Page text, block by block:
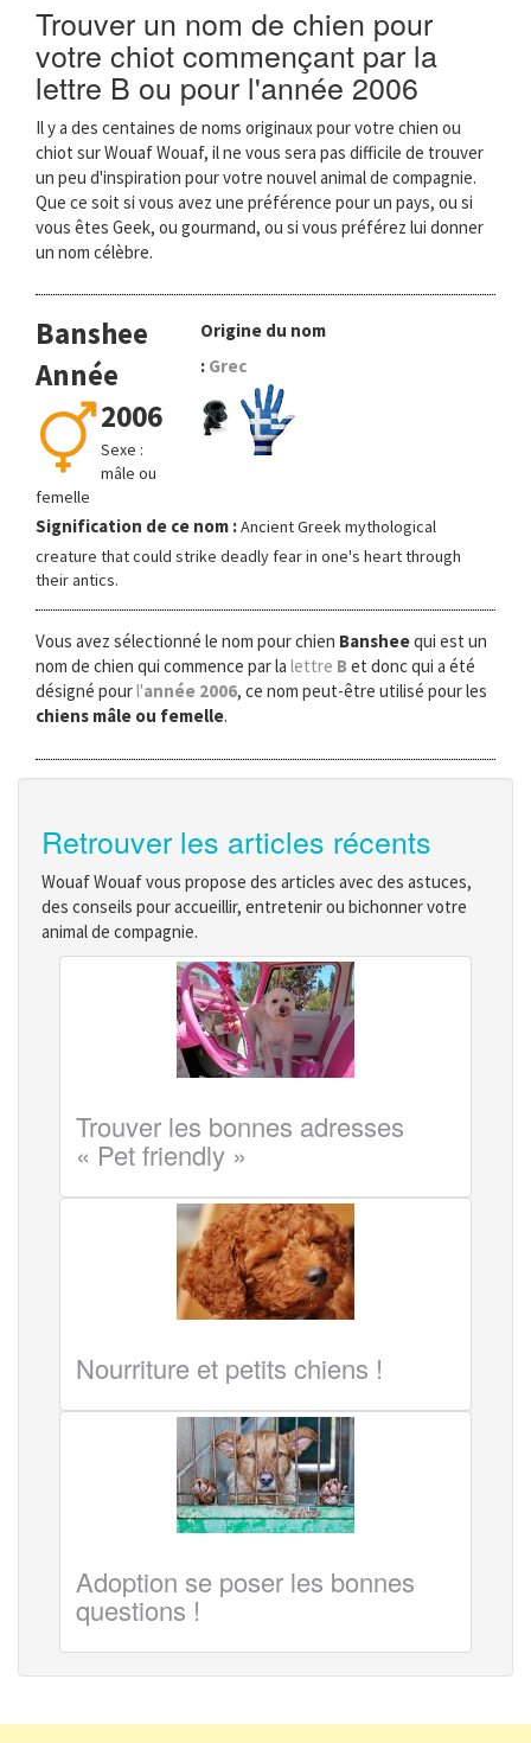
n
Trouver un nom de chien pour
votre chiot commençant par la
lettre B ou pour l'année 2006
Il y a des centaines de noms originaux pour votre chien ou
chiot sur Wouaf Wouaf, il ne vous sera pas difficile de trouver
un peu d'inspiration pour votre nouvel animal de compagnie.
Que ce soit si vous avez une préférence pour un pays, ou si
vous êtes Geek, ou gourmand, ou si vous préférez lui donner
un nom célèbre.
Banshee
Année
2006
Sexe :
mâle ou
femelle
Origine du nom
: Grec
Signification de ce nom :Ancient Greek mythological
creature that could strike deadly fear in one's heart through
their antics.
Vous avez sélectionné le nom pour chien Bansheequi est un
nom de chien qui commence par la lettre B et donc qui a été
désigné pourl'année 2006, ce nom peut-être utilisé pour les
chiens mâle ou femelle.
Retrouver les articles récents
Wouaf Wouaf vous propose des articles avec des astuces,
des conseils pour accueillir, entretenir ou bichonner votre
animal de compagnie.
Trouver les bonnes adresses
« Pet friendly »
Nourriture et petits chiens !
Adoption se poser les bonnes
questions !